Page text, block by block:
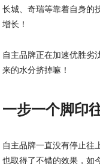
长城、奇瑞等靠着自身的
增长！
自主品牌正在加速优胜劣
来的水分挤掉嘛！
一步一个脚印
自主品牌一直没有停止往
也取得了不错的效果，如